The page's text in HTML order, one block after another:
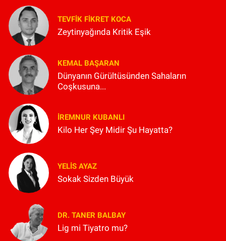
TEVFIK FIKRET KOCA
Zeytinyağında Kritik Eşik
KEMAL BAŞARAN
Dünyanın Gürültüsünden Sahaların
Coşkusuna...
İREMNUR KUBANLI
Kilo Her Şey Midir Şu Hayatta?
YELIS AYAZ
Sokak Sizden Büyük
DR. TANER BALBAY
Lig mi Tiyatro mu?